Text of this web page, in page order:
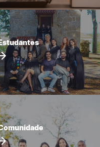
Pesquisar